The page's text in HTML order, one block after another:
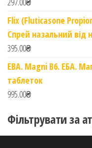
Flix (Fluticasone
Спрей назальний від
395.00₴
EBA. Magni B6. ЕБА.
таблеток
995.00₴
Фільтрувати за